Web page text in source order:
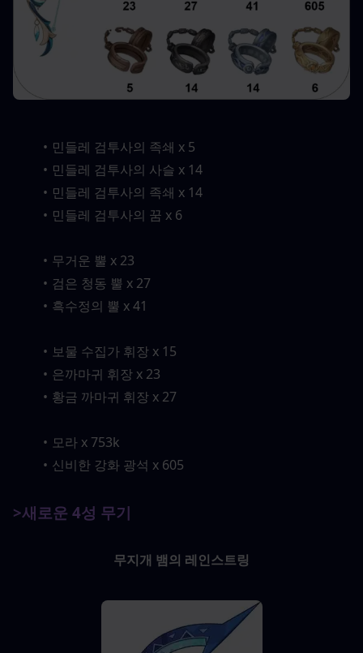
민들레 검투사의 족쇄 x 5
민들레 검투사의 사슬 x 14
민들레 검투사의 족쇄 x 14
민들레 검투사의 꿈 x 6
무거운 뿔 x 23
검은 청동 뿔 x 27
흑수정의 뿔 x 41
보물 수집가 휘장 x 15
은까마귀 휘장 x 23
황금 까마귀 휘장 x 27
모라 x 753k
신비한 강화 광석 x 605
>새로운 4성 무기
무지개 뱀의 레인스트링